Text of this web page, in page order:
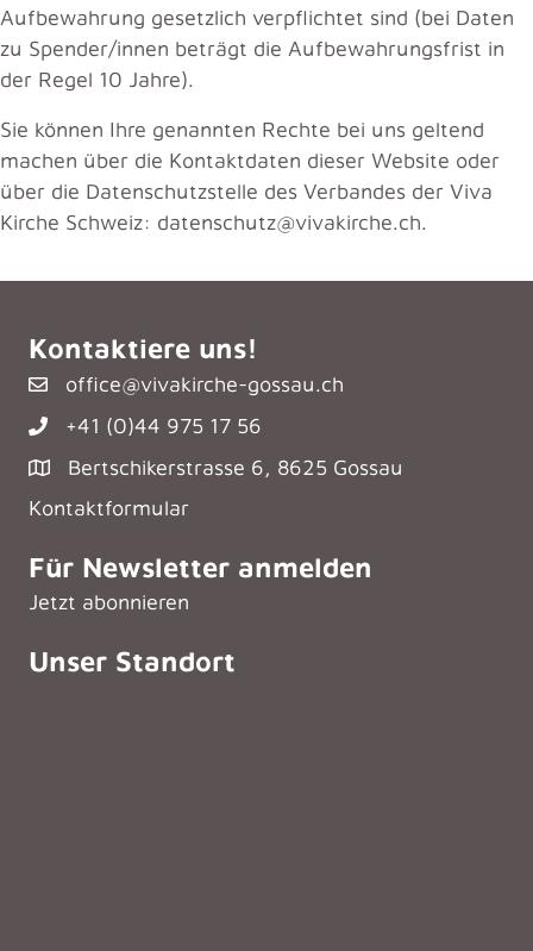
Aufbewahrung gesetzlich verpflichtet sind (bei Daten
zu Spender/innen beträgt die Aufbewahrungsfrist in
der Regel 10 Jahre).
Sie können Ihre genannten Rechte bei uns geltend
machen über die Kontaktdaten dieser Website oder
über die Datenschutzstelle des Verbandes der Viva
Kirche Schweiz: datenschutz@vivakirche.ch.
Kontaktiere uns!
office@vivakirche-gossau.ch
+41 (0)44 975 17 56
Bertschikerstrasse 6, 8625 Gossau
Kontaktformular
Für Newsletter anmelden
Jetzt abonnieren
Unser Standort